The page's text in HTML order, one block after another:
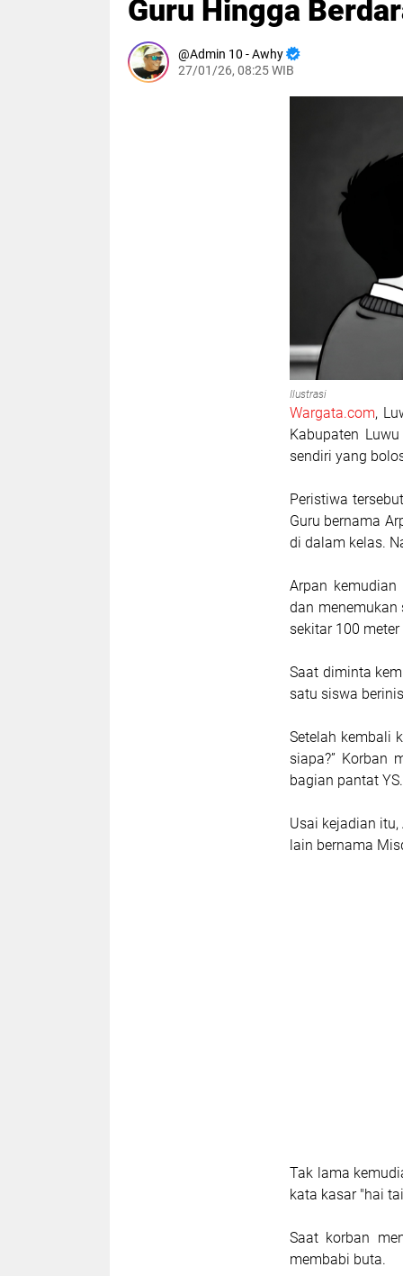
Guru Hingga
Admin 10 - Awhy
27/01/26, 08:25 WIB
Ilustrasi
Wargata.com,
Kabupaten
sendiri yang
Peristiwa
Guru bernama
di dalam kelas.
Arpan
dan menemukan
sekitar 100
Saat diminta
satu siswa
Setelah kembali
siapa?” Korban
bagian pantat YS.
Usai kejadian
lain bernama
Tak lama
kata kasar "hai
Saat korban
membabi buta.